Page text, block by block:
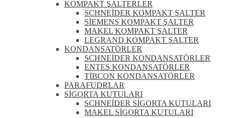
KOMPAKT ŞALTERLER
SCHNEİDER KOMPAKT ŞALTER
SİEMENS KOMPAKT ŞALTER
MAKEL KOMPAKT ŞALTER
LEGRAND KOMPAKT ŞALTER
KONDANSATÖRLER
SCHNEİDER KONDANSATÖRLER
ENTES KONDANSATÖRLER
TİBCON KONDANSATÖRLER
PARAFUDRLAR
SİGORTA KUTULARI
SCHNEİDER SİGORTA KUTULARI
MAKEL SİGORTA KUTULARI